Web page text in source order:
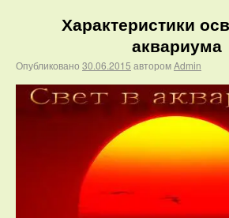
Характеристики
аквариума
Опубликовано 30.06.2015 авторомAdmin